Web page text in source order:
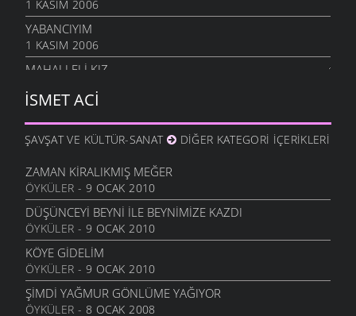
1 KASIM 2006
YABANCIYIM
1 KASIM 2006
MAHALLELI KIZ
ÇOCUKLAR AĞLADILAR
3 EYLÜL 2006
SEVEMEM
13 HAZIRAN 2006
DÖNELIM
13 HAZIRAN 2006
İKI ÇIPLAK
13 HAZIRAN 2006
ANLAYAMADIM
13 HAZIRAN 2006
TEZAT
İSMET ACI
ŞAVŞAT VE KÜLTÜR-SANAT DIĞER KATEGORI İÇERIKLERI
ZAMAN KIRALIKMIŞ MEĞER
ÖYKÜLER - 9 OCAK 2010
DÜŞÜNCEYI BEYNI İLE BEYNIMIZE KAZDI
ÖYKÜLER - 9 OCAK 2010
KÖYE GIDELIM
ÖYKÜLER - 9 OCAK 2010
ŞIMDI YAĞMUR GÖNLÜME YAĞIYOR
ÖYKÜLER - 8 OCAK 2008